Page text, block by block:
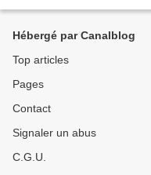
Hébergé par Canalblog
Top articles
Pages
Contact
Signaler un abus
C.G.U.